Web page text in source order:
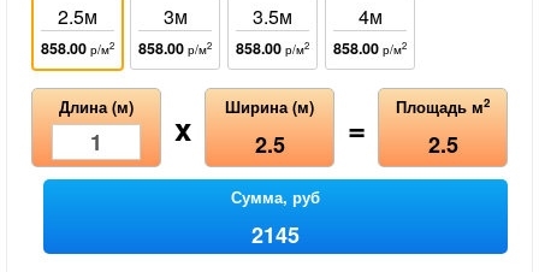
2.5м
858.00 р/м2
3м
858.00 р/м2
3.5м
858.00 р/м2
4м
858.00 р/м2
Длина (м) x Ширина (м)
2.5 = Площадь м2
2.5
Сумма, руб
2145